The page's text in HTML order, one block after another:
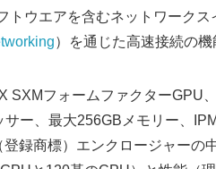
ウエアを含むネットワークス
）を通じた高速接続の機
SXMフォームファクターGPU
ー、最大256GBメモリー、
録商標）エンクロージャーの